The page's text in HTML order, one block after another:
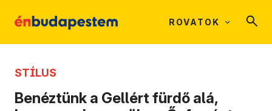
ROVATOK
STÍLUS
Benéztünk a Gellért fürdő alá,